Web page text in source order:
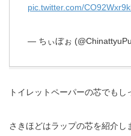
pic.twitter.com/
— ちぃぼぉ
トイレットペーパーの芯でもし
さきほどはラップの芯を紹介し